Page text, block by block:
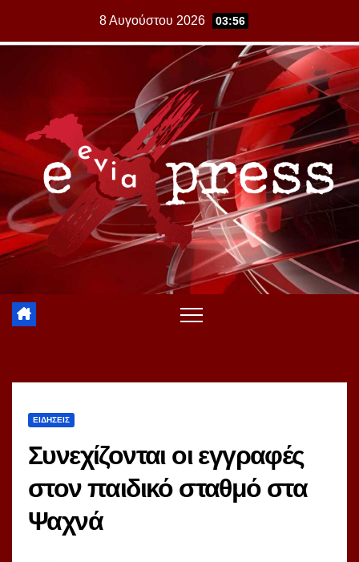
8 Αυγούστου 2026 03:56
ΕΙΔΗΣΕΙΣ
Συνεχίζονται οι εγγραφές
στον παιδικό σταθμό στα
Ψαχνά